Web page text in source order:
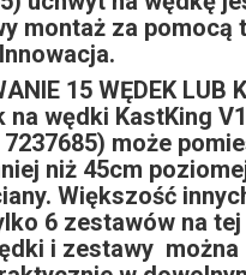
montaż za pomocą
15 WĘDEK LUB
na wędki KastKing
może
niż 45cm
Większość
6 zestawów na tej
i zestawy można